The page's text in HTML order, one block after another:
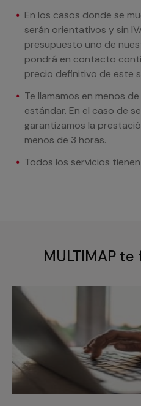
En los casos donde se
serán orientativos y sin
presupuesto uno de
pondrá en contacto
precio definitivo de este
Te llamamos en menos
estándar. En el caso de
garantizamos la
menos de 3 horas.
Todos los servicios
MULTIMAP